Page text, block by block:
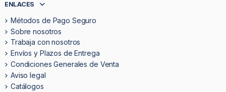
ENLACES
Métodos de Pago Seguro
Sobre nosotros
Trabaja con nosotros
Envíos y Plazos de Entrega
Condiciones Generales de Venta
Aviso legal
Catálogos